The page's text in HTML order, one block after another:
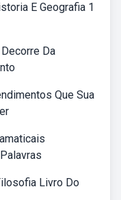
E Geografia 1
Da
Que Sua
Livro Do